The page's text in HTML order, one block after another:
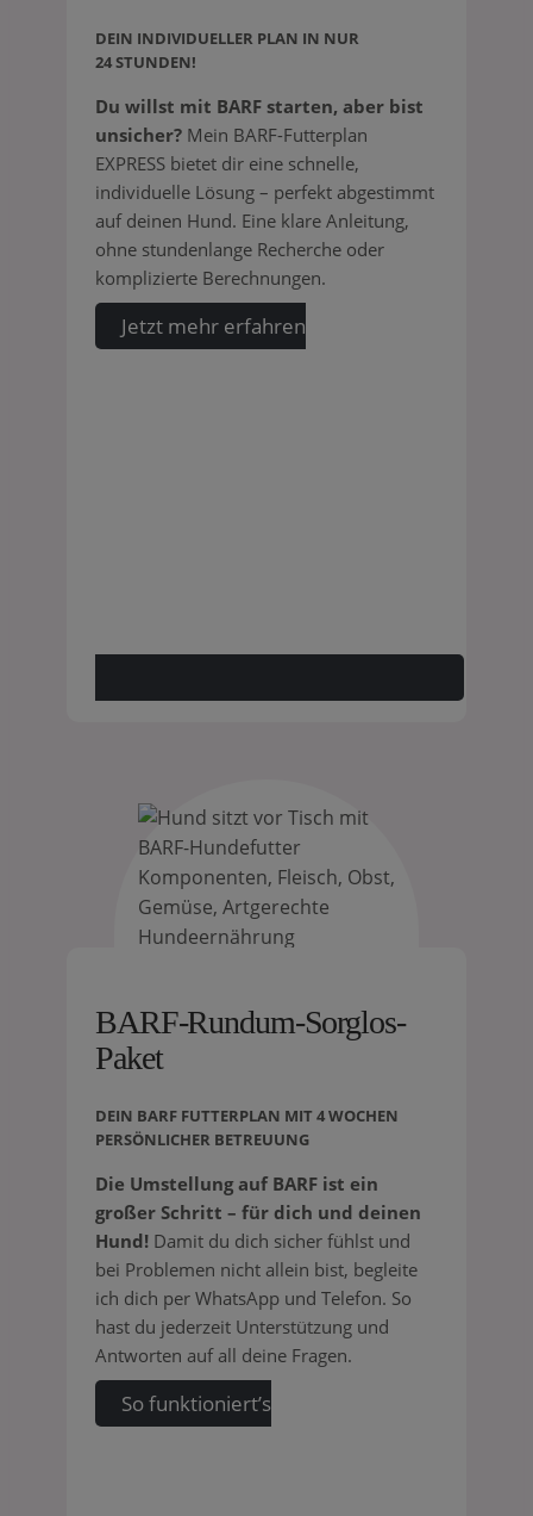
DEIN INDIVIDUELLER PLAN IN NUR
24 STUNDEN!
Du willst mit BARF starten, aber bist
unsicher? Mein BARF-Futterplan
EXPRESS bietet dir eine schnelle,
individuelle Lösung – perfekt abgestimmt
auf deinen Hund. Eine klare Anleitung,
ohne stundenlange Recherche oder
komplizierte Berechnungen.
Jetzt mehr erfahren
BARF-Rundum-Sorglos-
Paket
DEIN BARF FUTTERPLAN MIT 4 WOCHEN
PERSÖNLICHER BETREUUNG
Die Umstellung auf BARF ist ein
großer Schritt – für dich und deinen
Hund! Damit du dich sicher fühlst und
bei Problemen nicht allein bist, begleite
ich dich per WhatsApp und Telefon. So
hast du jederzeit Unterstützung und
Antworten auf all deine Fragen.
So funktioniert’s